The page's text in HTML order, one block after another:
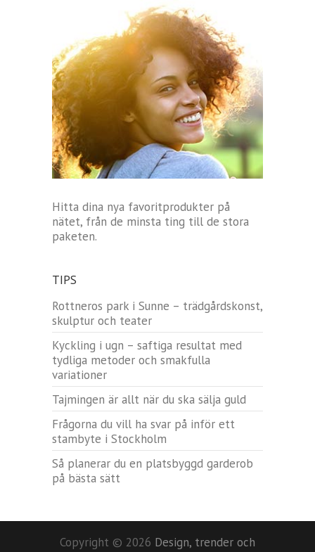
Hitta dina nya favoritprodukter på
nätet, från de minsta ting till de stora
paketen.
TIPS
Rottneros park i Sunne – trädgårdskonst,
skulptur och teater
Kyckling i ugn – saftiga resultat med
tydliga metoder och smakfulla
variationer
Tajmingen är allt när du ska sälja guld
Frågorna du vill ha svar på inför ett
stambyte i Stockholm
Så planerar du en platsbyggd garderob
på bästa sätt
Copyright © 2026 Design, trender och